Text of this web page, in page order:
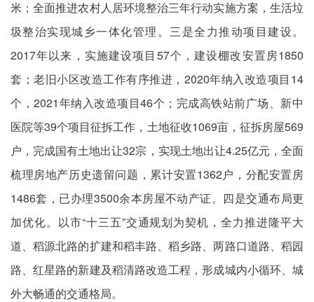
米；全面推进农村人居环境整治三年行动实施方案，生活垃
圾整治实现城乡一体化管理。三是全力推动项目建设。
2017年以来，实施建设项目57个，建设棚改安置房1850
套；老旧小区改造工作有序推进，2020年纳入改造项目14
个，2021年纳入改造项目46个；完成高铁站前广场、新中
医院等39个项目征拆工作，土地征收1069亩，征拆房屋569
户，完成国有土地出让32宗，实现土地出让4.25亿元，全面
梳理房地产历史遗留问题，累计安置1362户，分配安置房
1486套，已办理3500余本房屋不动产证。四是交通布局更
加优化。以市“十三五”交通规划为契机，全力推进隆平大
道、稻源北路的扩建和稻丰路、稻乡路、两路口道路、稻园
路、红星路的新建及稻清路改造工程，形成城内小循环、城
外大畅通的交通格局。